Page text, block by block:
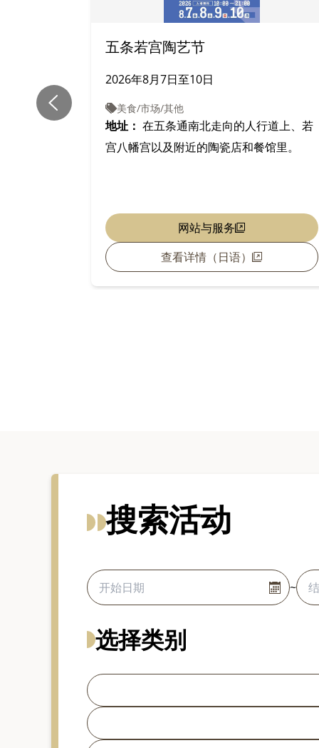
五条若宫陶艺节
2026年8月7日至10日
美食/市场/其他
地址： 在五条通南北走向的人行道上、若
宫八幡宫以及附近的陶瓷店和餐馆里。
网站与服务
查看详情（日语）
搜索活动
开始日期
~
结
搜索文章
选择类别